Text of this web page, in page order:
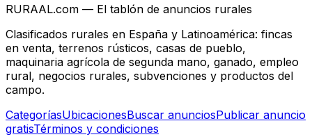
RURAAL.com — El tablón de anuncios rurales
Clasificados rurales en España y Latinoamérica: fincas
en venta, terrenos rústicos, casas de pueblo,
maquinaria agrícola de segunda mano, ganado, empleo
rural, negocios rurales, subvenciones y productos del
campo.
CategoríasUbicacionesBuscar anunciosPublicar anuncio
gratisTérminos y condiciones